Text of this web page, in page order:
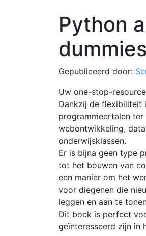
Python
dummies
Gepubliceerd door:
Uw one-stop-
Dankzij de flexibiliteit
programmeertalen
webontwikkeling,
onderwijsklassen.
Er is bijna geen type
tot het bouwen van
een manier om het
voor diegenen die
leggen en aan te
Dit boek is perfect
geïnteresseerd zijn in